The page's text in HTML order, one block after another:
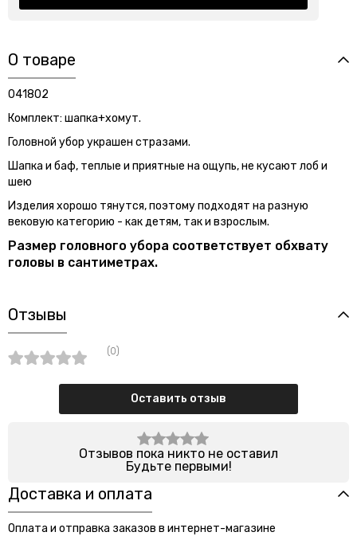
О товаре
041802
Комплект: шапка+хомут.
Головной убор украшен стразами.
Шапка и баф, теплые и приятные на ощупь, не кусают лоб и
шею
Изделия хорошо тянутся, поэтому подходят на разную
вековую категорию - как детям, так и взрослым.
Размер головного убора соответствует обхвату
головы в сантиметрах.
Отзывы
(0)
Оставить отзыв
Отзывов пока никто не оставил
Будьте первыми!
Доставка и оплата
Оплата и отправка заказов в интернет-магазине